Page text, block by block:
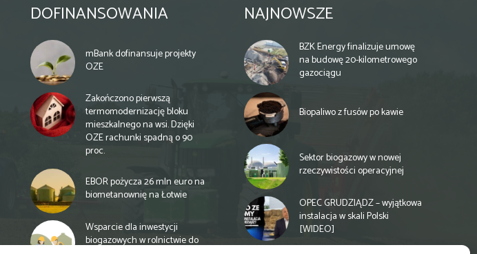
DOFINANSOWANIA
mBank dofinansuje projekty
OZE
Zakończono pierwszą
termomodernizację bloku
mieszkalnego na wsi. Dzięki
OZE rachunki spadną o 90
proc.
EBOR pożycza 26 mln euro na
biometanownię na Łotwie
Wsparcie dla inwestycji
biogazowych w rolnictwie do
NAJNOWSZE
BZK Energy finalizuje umowę
na budowę 20-kilometrowego
gazociągu
Biopaliwo z fusów po kawie
Sektor biogazowy w nowej
rzeczywistości operacyjnej
OPEC GRUDZIĄDZ – wyjątkowa
instalacja w skali Polski
[WIDEO]